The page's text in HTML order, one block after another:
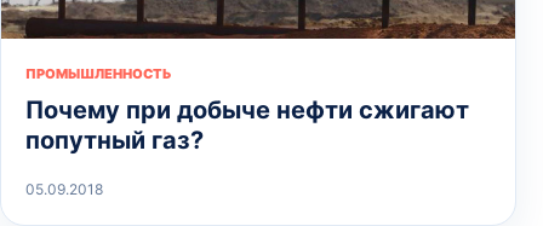
ПРОМЫШЛЕННОСТЬ
Почему при добыче нефти сжигают
попутный газ?
05.09.2018